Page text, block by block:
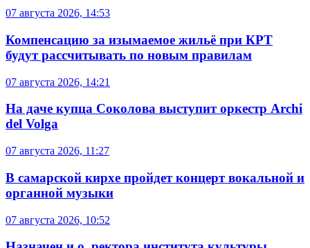
07 августа 2026, 14:53
Компенсацию за изымаемое жильё при КРТ
будут рассчитывать по новым правилам
07 августа 2026, 14:21
На даче купца Соколова выступит оркестр Archi
del Volga
07 августа 2026, 11:27
В самарской кирхе пройдет концерт вокальной и
органной музыки
07 августа 2026, 10:52